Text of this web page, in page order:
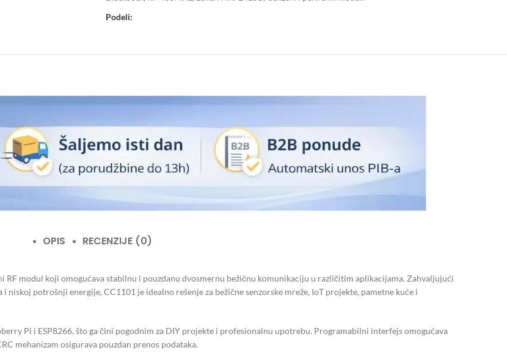
Podeli:
OPIS RECENZIJE (0)
modul koji omogućava stabilnu i pouzdanu dvosmernu bežičnu komunikaciju u različitim aplikacijama. Zahvaljujući
potrošnji energije, CC1101 je idealno rešenje za bežične senzorske mreže, IoT projekte, pametne kuće i
Pi i ESP8266, što ga čini pogodnim za DIY projekte i profesionalnu upotrebu. Programabilni interfejs omogućava
mehanizam osigurava pouzdan prenos podataka.